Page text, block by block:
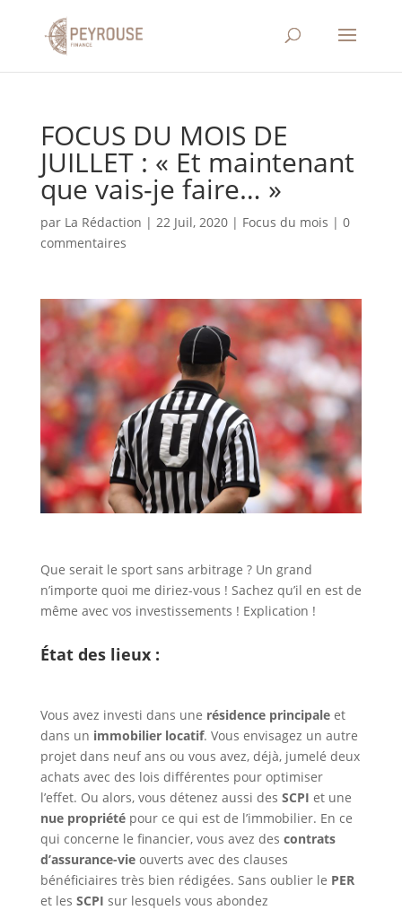
FOCUS DU MOIS DE
JUILLET : « Et maintenant
que vais-je faire… »
par La Rédaction | 22 Juil, 2020| Focus du mois | 0
commentaires
Que serait le sport sans arbitrage ? Un grand
n’importe quoi me diriez-vous ! Sachez qu’il en est de
même avec vos investissements ! Explication !
État des lieux :
Vous avez investi dans une résidence principaleet
dans un immobilier locatif. Vous envisagez un autre
projet dans neuf ans ou vous avez, déjà, jumelé deux
achats avec des lois différentes pour optimiser
l’effet. Ou alors, vous détenez aussi des SCPI et une
nue propriétépour ce qui est de l’immobilier. En ce
qui concerne le financier, vous avez des contrats
d’assurance-vieouverts avec des clauses
bénéficiaires très bien rédigées. Sans oublier le PER
et les SCPI sur lesquels vous abondez